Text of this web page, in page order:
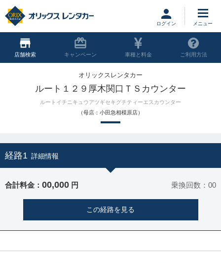
ログイン
店舗 キャンペーン 車種と料金 ご利用方法
オリックスレンタカー
ルート１２９厚木関口ＴＳカウンター
ルートイチニキュウアツギセキグチティーエスカウンター
（母店：小田急相模原店）
経路1 詳細情報
合計料金： 00,000 円 乗換回数：00
この経路を見る